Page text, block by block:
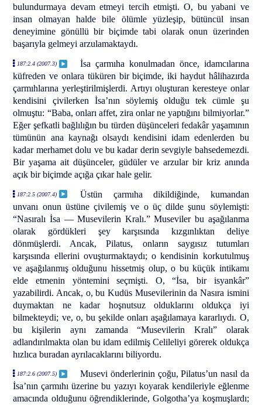
bulundurmaya devam etmeyi tercih etmişti. O, bu yabani ve
insan olmayan halde bile ölümle yüzleşip, bütüncül insan
deneyimine gönüllü bir biçimde tabi olarak onun üzerinden
başarıyla gelmeyi arzulamaktaydı.
187:2.4 (2007.3)
İsa çarmıha konulmadan önce, idamcılarına
küfreden ve onlara tüküren bir biçimde, iki haydut hâlihazırda
çarmıhlarına yerleştirilmişlerdi. Artıyı oluşturan keresteye onlar
kendisini çivilerken İsa’nın söylemiş olduğu tek cümle şu
olmuştu: “Baba, onları affet, zira onlar ne yaptığını bilmiyorlar.”
Eğer şefkatli bağlılığın bu türden düşünceleri fedakâr yaşamının
tümünün ana kaynağı olsaydı kendisini idam edenlerden bu
kadar merhamet dolu ve bu kadar derin sevgiyle bahsedemezdi.
Bir yaşama ait düşünceler, güdüler ve arzular bir kriz anında
açık bir biçimde açığa çıkar hale gelir.
187:2.5 (2007.4)
Üstün çarmıha dikildiğinde, kumandan
unvanı onun üstüne çivilemiş ve o üç dilde şunu söylemişti:
“Nasıralı İsa — Musevilerin Kralı.” Museviler bu aşağılanma
olarak gördükleri şey karşısında kızgınlıktan deliye
dönmüşlerdi. Ancak, Pilatus, onların saygısız tutumları
karşısında ellerini ovuşturmaktaydı; o kendisinin korkutulmuş
ve aşağılanmış olduğunu hissetmiş olup, o bu küçük intikamı
elde etmenin yöntemini seçmişti. O, “İsa, bir isyankâr”
yazabilirdi. Ancak, o, bu Kudüs Musevilerinin da Nasıra ismini
duymaktan ne kadar hoşnutsuz olduklarını oldukça iyi
bilmekteydi; ve, o, bu şekilde onları aşağılamaya kararlıydı. O,
bu kişilerin aynı zamanda “Musevilerin Kralı” olarak
adlandırılmakta olan bu idam edilmiş Celileliyi görerek oldukça
hızlıca buradan ayrılacaklarını biliyordu.
187:2.6 (2007.5)
Musevi önderlerinin çoğu, Pilatus’un nasıl da
İsa’nın çarmıhı üzerine bu yazıyı koyarak kendileriyle eğlenme
amacında olduğunu öğrendiklerinde, Golgotha’ya koşmuşlardı;